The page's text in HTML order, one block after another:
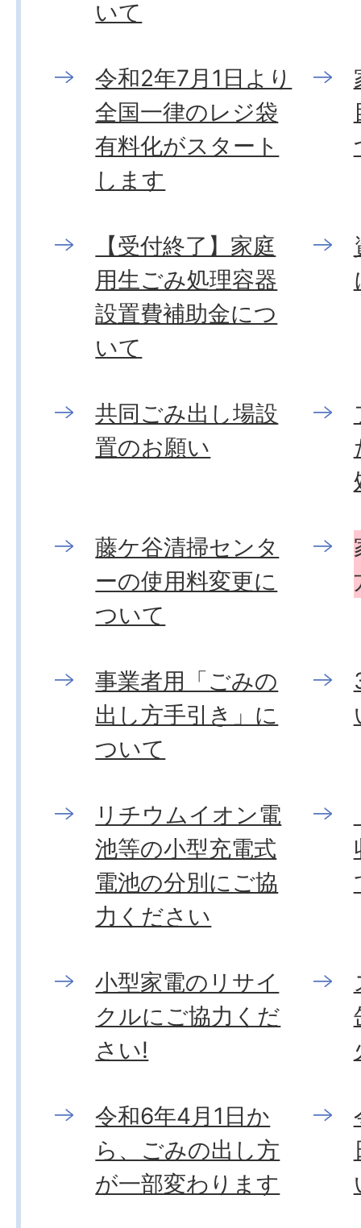
いて
令和2年7月1日より
全国一律のレジ袋
有料化がスタート
します
【受付終了】家庭
用生ごみ処理容器
設置費補助金につ
いて
共同ごみ出し場設
置のお願い
藤ケ谷清掃センタ
ーの使用料変更に
ついて
事業者用「ごみの
出し方手引き」に
ついて
リチウムイオン電
池等の小型充電式
電池の分別にご協
力ください
小型家電のリサイ
クルにご協力くだ
さい!
令和6年4月1日か
ら、ごみの出し方
が一部変わります